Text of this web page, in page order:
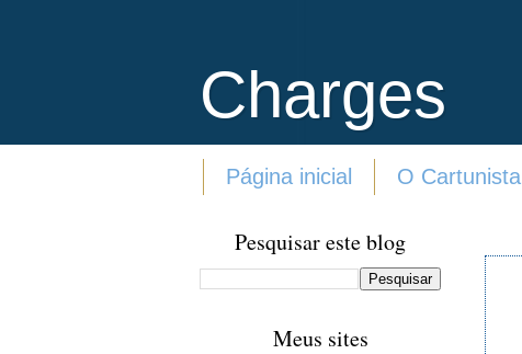
Charges
Página inicial O Cartunista
Pesquisar este blog
Meus sites